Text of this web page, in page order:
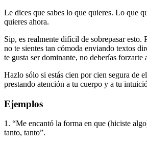
Le dices que sabes lo que quieres. Lo que
quieres ahora.
Sip, es realmente difícil de sobrepasar esto.
no te sientes tan cómoda enviando textos
te gusta ser dominante, no deberías forzarte
Hazlo sólo si estás cien por cien segura de
prestando atención a tu cuerpo y a tu
Ejemplos
1. “Me encantó la forma en que (hiciste
tanto, tanto”.